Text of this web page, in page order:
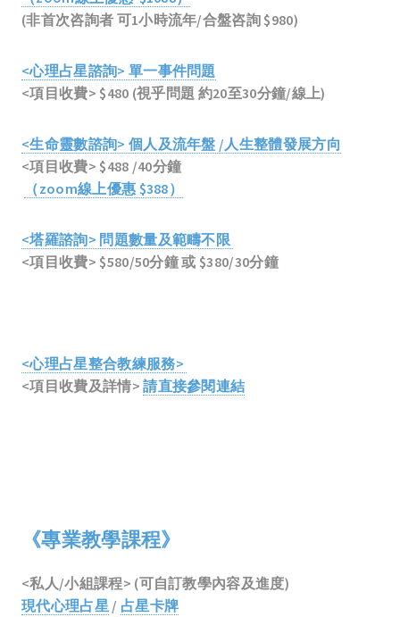
(非首次咨詢者 可1小時流年/合盤咨詢 $980)
<心理占星諮詢> 單一事件問題
<項目收費> $480 (視乎問題 約20至30分鐘/線上)
<生命靈數諮詢> 個人及流年盤 /人生整體發展方向
<項目收費> $488 /40分鐘
（zoom線上優惠 $388）
<塔羅諮詢> 問題數量及範疇不限
<項目收費> $580/50分鐘 或 $380/30分鐘
<心理占星整合教練服務>
<項目收費及詳情>請直接參閱連結
《專業教學課程》
<私人/小組課程> (可自訂教學內容及進度)
現代心理占星 / 占星卡牌